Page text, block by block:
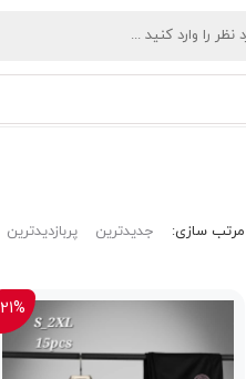
مرتب‌ سازی: جدیدترین پربازدیدترین
21%